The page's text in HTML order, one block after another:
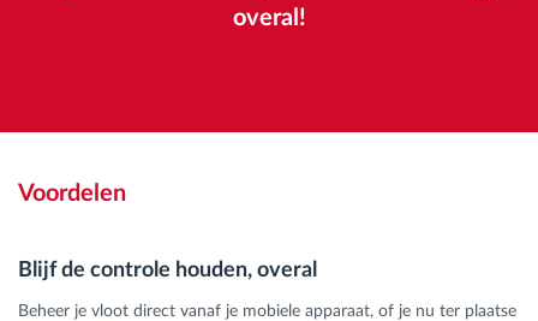
overal!
Voordelen
Blijf de controle houden, overal
Beheer je vloot direct vanaf je mobiele apparaat, of je nu ter plaatse